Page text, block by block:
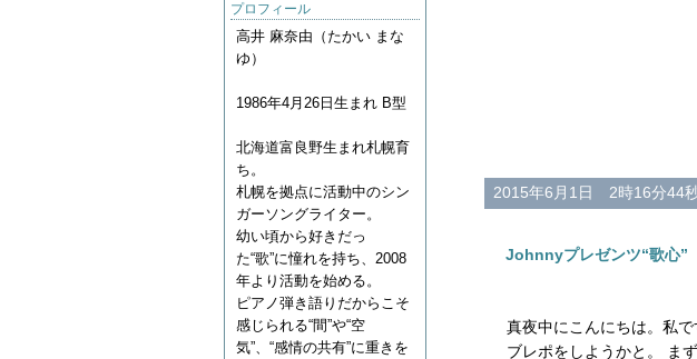
2015年6月1日 2時16分44
Johnnyプレゼンツ“歌心”
真夜中にこんにちは。私
ブレポをしようかと。 ま
プロフィール
高井 麻奈由（たかい まな
ゆ）
1986年4月26日生まれ B型
北海道富良野生まれ札幌育
ち。
札幌を拠点に活動中のシン
ガーソングライター。
幼い頃から好きだっ
た“歌”に憧れを持ち、2008
年より活動を始める。
ピアノ弾き語りだからこそ
感じられる“間”や“空
気”、“感情の共有”に重きを